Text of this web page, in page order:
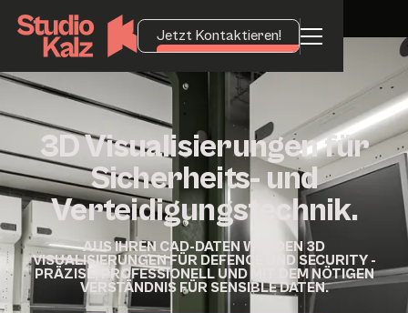
Jetzt Kontaktieren!
3D Visualisierungen für
Sicherheits- und
Verteidigungstechnik.
AUS IHREN CAD-DATEN WERDEN 3D
VISUALISIERUNGEN FÜR DEFENCE UND SECURITY -
PRÄZISE, PROFESSIONELL UND MIT DEM NÖTIGEN
VERSTÄNDNIS FÜR SENSIBLE DATEN.